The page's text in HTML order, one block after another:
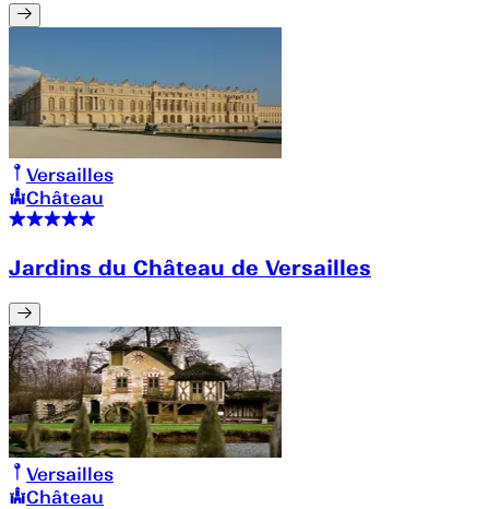
Versailles
Château
Jardins du Château de Versailles
Versailles
Château